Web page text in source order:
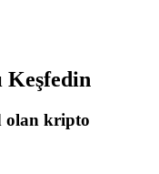
Keşfedin
olan kripto